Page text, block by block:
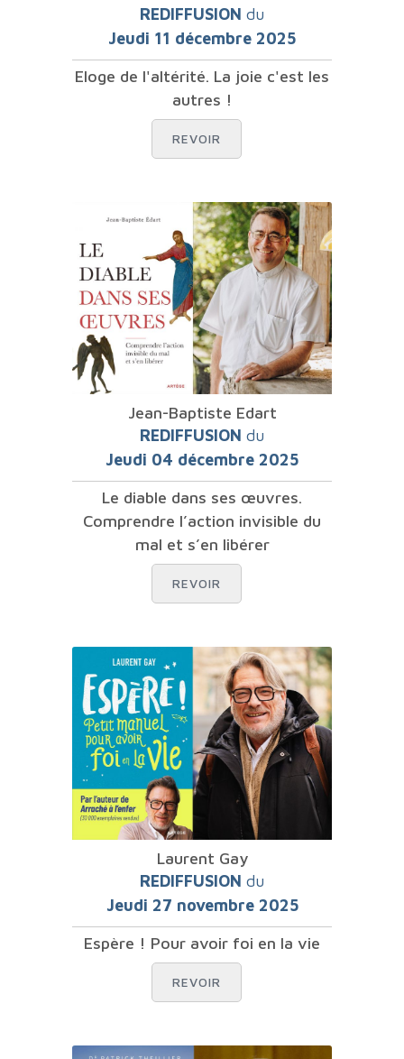
REDIFFUSION du
Jeudi 11 décembre 2025
Eloge de l'altérité. La joie c'est les
autres !
REVOIR
Jean-Baptiste Edart
REDIFFUSION du
Jeudi 04 décembre 2025
Le diable dans ses œuvres.
Comprendre l’action invisible du
mal et s’en libérer
REVOIR
Laurent Gay
REDIFFUSION du
Jeudi 27 novembre 2025
Espère ! Pour avoir foi en la vie
REVOIR